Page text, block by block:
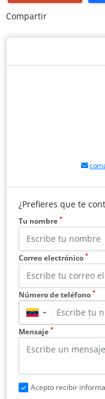
Compartir
¿Prefieres que te
Tu nombre *
Correo electrónico *
Número de teléfono *
▼
Mensaje *
Acepto recibir